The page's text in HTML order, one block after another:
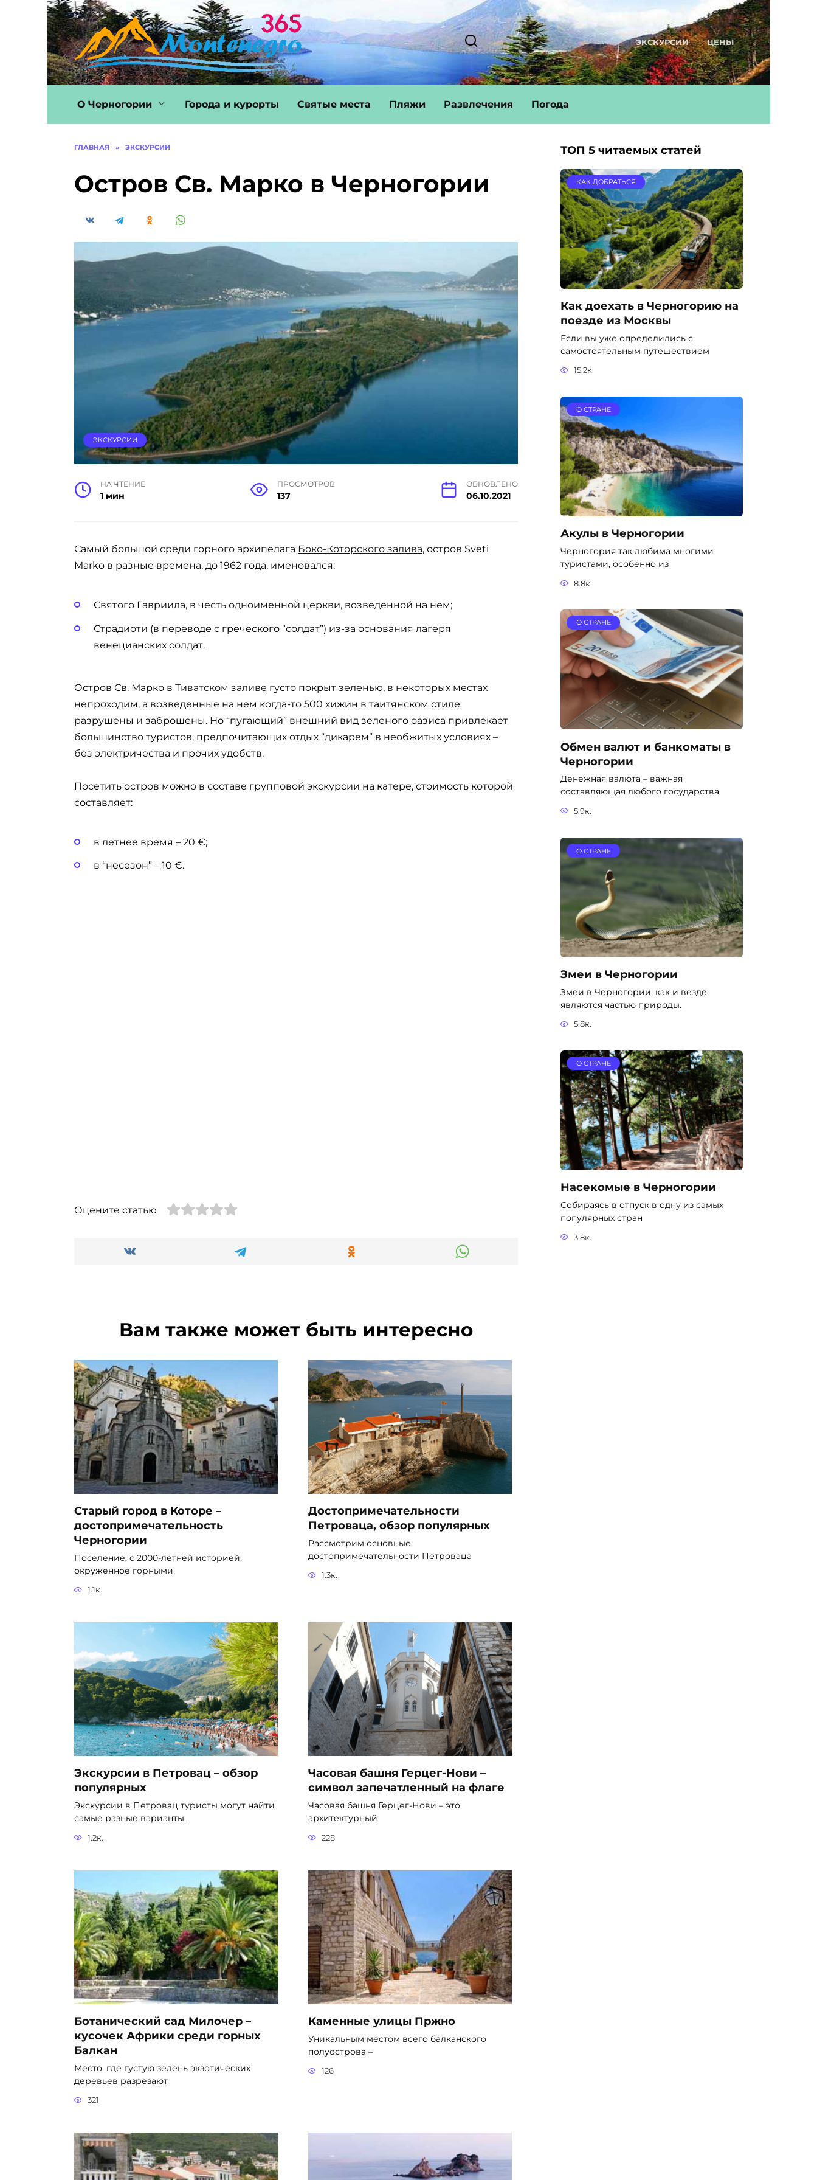
содержанию
ЭКСКУРСИИ ЦЕНЫ
О Черногории Города и курорты Святые места Пляжи Развлечения Погода
ГЛАВНАЯ » ЭКСКУРСИИ
Остров Св. Марко в Черногории
ЭКСКУРСИИ
НА ЧТЕНИЕ
1 мин
ПРОСМОТРОВ
137
ОБНОВЛЕНО
06.10.2021
Самый большой среди горного архипелага Боко-Которского залива, остров Sveti
Marko в разные времена, до 1962 года, именовался:
Святого Гавриила, в честь одноименной церкви, возведенной на нем;
Страдиоти (в переводе с греческого “солдат”) из-за основания лагеря
венецианских солдат.
Остров Св. Марко в Тиватском заливе густо покрыт зеленью, в некоторых местах
непроходим, а возведенные на нем когда-то 500 хижин в таитянском стиле
разрушены и заброшены. Но “пугающий” внешний вид зеленого оазиса привлекает
большинство туристов, предпочитающих отдых “дикарем” в необжитых условиях –
без электричества и прочих удобств.
Посетить остров можно в составе групповой экскурсии на катере, стоимость которой
составляет:
в летнее время – 20 €;
в “несезон” – 10 €.
Оцените статью
Вам также может быть интересно
Старый город в Которе –
достопримечательность
Черногории
Поселение, с 2000-летней историей,
окруженное горными
1.1к.
Достопримечательности
Петроваца, обзор популярных
Рассмотрим основные
достопримечательности Петроваца
1.3к.
Экскурсии в Петровац – обзор
популярных
Экскурсии в Петровац туристы могут найти
самые разные варианты.
1.2к.
Часовая башня Герцег-Нови –
символ запечатленный на флаге
Часовая башня Герцег-Нови – это
архитектурный
228
Ботанический сад Милочер –
кусочек Африки среди горных
Балкан
Место, где густую зелень экзотических
деревьев разрезают
321
Каменные улицы Пржно
Уникальным местом всего балканского
полуострова –
126
ТОП 5 читаемых статей
КАК ДОБРАТЬСЯ
Как доехать в Черногорию на
поезде из Москвы
Если вы уже определились с
самостоятельным путешествием
15.2к.
О СТРАНЕ
Акулы в Черногории
Черногория так любима многими
туристами, особенно из
8.8к.
О СТРАНЕ
Обмен валют и банкоматы в
Черногории
Денежная валюта – важная
составляющая любого государства
5.9к.
О СТРАНЕ
Змеи в Черногории
Змеи в Черногории, как и везде,
являются частью природы.
5.8к.
О СТРАНЕ
Насекомые в Черногории
Собираясь в отпуск в одну из самых
популярных стран
3.8к.